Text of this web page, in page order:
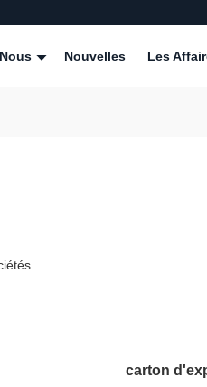
Nouvelles Les
carton